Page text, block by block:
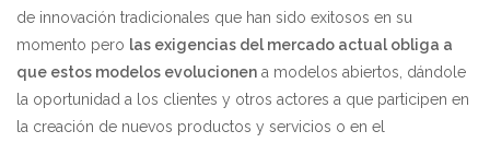
de innovación tradicionales que han sido exitosos en su
momento pero las exigencias del mercado actual obliga a
que estos modelos evolucionen a modelos abiertos, dándole
la oportunidad a los clientes y otros actores a que participen en
la creación de nuevos productos y servicios o en el